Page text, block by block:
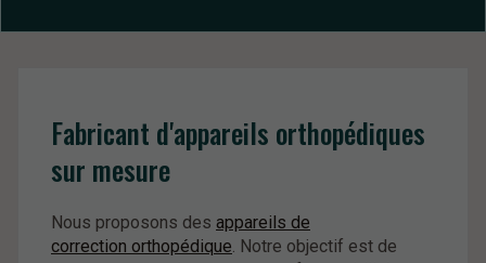
Fabricant d'appareils orthopédiques
sur mesure
Nous proposons des appareils de
correction orthopédique . Notre objectif est de